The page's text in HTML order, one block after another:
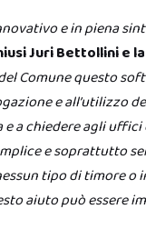
e in piena
Juri Bettollini e
Comune questo
e all’utilizzo
e a chiedere agli
e soprattutto
tipo di timore
aiuto può essere